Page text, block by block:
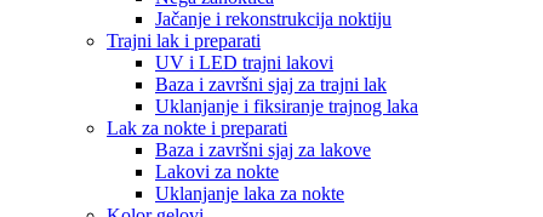
Jačanje i rekonstrukcija noktiju
Trajni lak i preparati
UV i LED trajni lakovi
Baza i završni sjaj za trajni lak
Uklanjanje i fiksiranje trajnog laka
Lak za nokte i preparati
Baza i završni sjaj za lakove
Lakovi za nokte
Uklanjanje laka za nokte